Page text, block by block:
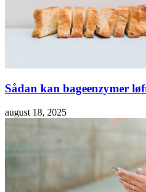
Sådan kan bageenzymer
august 18, 2025